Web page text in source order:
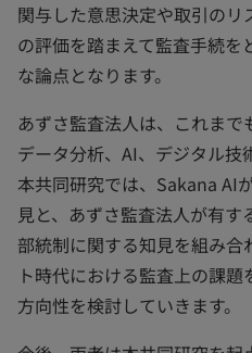
関与した意思決定や取引の
の評価を踏まえて監査手続
な論点となります。
あずさ監査法人は、これまで
データ分析、AI、デジタル技
本共同研究では、Sakana AI
見と、あずさ監査法人が有
部統制に関する知見を組み合
ト時代における監査上の課
方向性を検討していきます。